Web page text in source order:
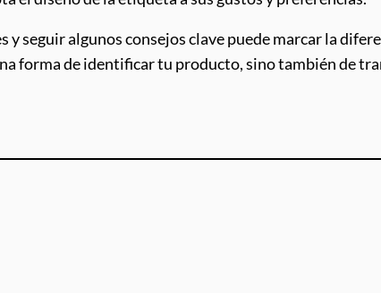
seguir algunos consejos clave puede marcar la
forma de identificar tu producto, sino también de